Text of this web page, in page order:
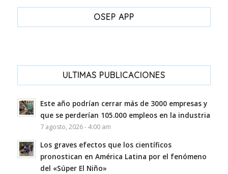
OSEP APP
ULTIMAS PUBLICACIONES
Este año podrían cerrar más de 3000 empresas y
que se perderían 105.000 empleos en la industria
7 agosto, 2026 - 4:00 am
Los graves efectos que los científicos
pronostican en América Latina por el fenómeno
del «Súper El Niño»